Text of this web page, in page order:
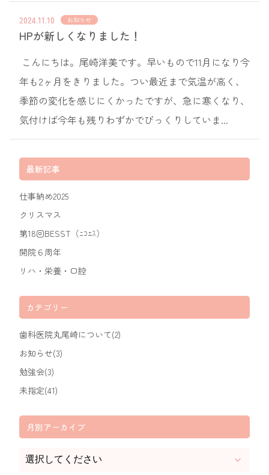
2024.11.10 お知らせ
HPが新しくなりました！
こんにちは。尾崎洋美です。早いもので11月になり今
年も2ヶ月をきりました。つい最近まで気温が高く、
季節の変化を感じにくかったですが、急に寒くなり、
気付けば今年も残りわずかでびっくりしていま...
最新記事
仕事納め2025
クリスマス
第18回BESST（ﾆｺｴｽ）
開院６周年
リハ・栄養・口腔
カテゴリー
歯科医院丸尾崎について(2)
お知らせ(3)
勉強会(3)
未指定(41)
月別アーカイブ